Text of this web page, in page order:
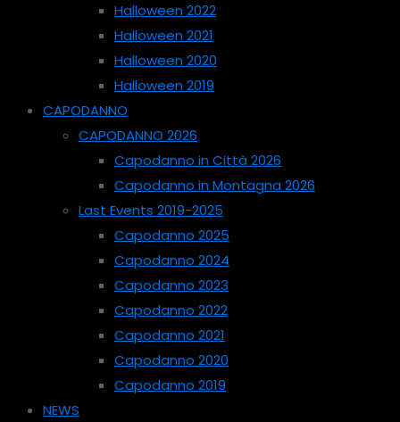
Halloween 2022
Halloween 2021
Halloween 2020
Halloween 2019
CAPODANNO
CAPODANNO 2026
Capodanno in Città 2026
Capodanno in Montagna 2026
Last Events 2019-2025
Capodanno 2025
Capodanno 2024
Capodanno 2023
Capodanno 2022
Capodanno 2021
Capodanno 2020
Capodanno 2019
NEWS